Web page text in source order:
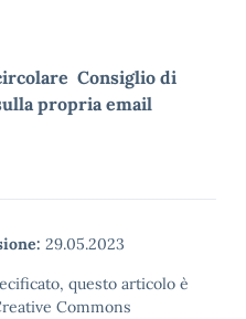
Consiglio di
propria email
29.05.2023
questo articolo è
Commons